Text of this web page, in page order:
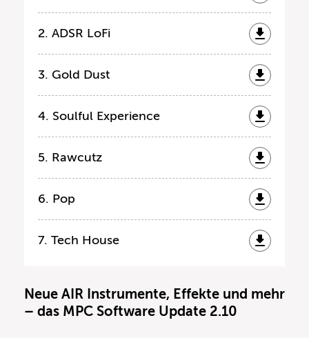
2. ADSR LoFi
3. Gold Dust
4. Soulful Experience
5. Rawcutz
6. Pop
7. Tech House
Neue AIR Instrumente, Effekte und mehr
– das MPC Software Update 2.10